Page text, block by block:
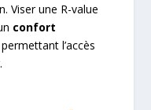
Viser une R-value
confort
l’accès